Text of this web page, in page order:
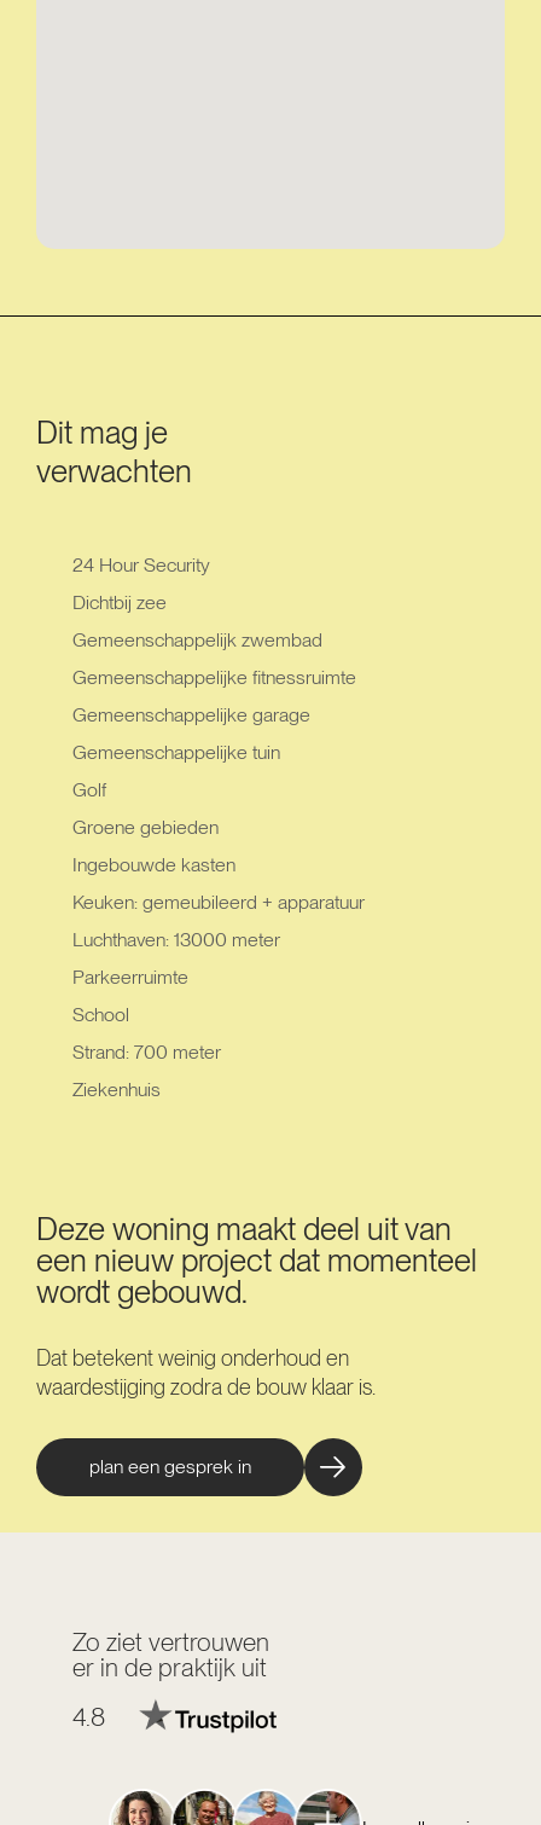
Dit mag je
verwachten
24 Hour Security
Dichtbij zee
Gemeenschappelijk zwembad
Gemeenschappelijke fitnessruimte
Gemeenschappelijke garage
Gemeenschappelijke tuin
Golf
Groene gebieden
Ingebouwde kasten
Keuken: gemeubileerd + apparatuur
Luchthaven: 13000 meter
Parkeerruimte
School
Strand: 700 meter
Ziekenhuis
Deze woning maakt deel uit van
een nieuw project dat momenteel
wordt gebouwd.
Dat betekent weinig onderhoud en
waardestijging zodra de bouw klaar is.
plan een gesprek in
Zo ziet vertrouwen
er in de praktijk uit
4.8